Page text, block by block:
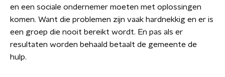
en een sociale ondernemer moeten met oplossingen
komen. Want die problemen zijn vaak hardnekkig en er is
een groep die nooit bereikt wordt. En pas als er
resultaten worden behaald betaalt de gemeente de
hulp.